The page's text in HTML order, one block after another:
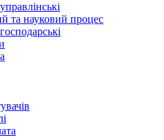
та науковий процес